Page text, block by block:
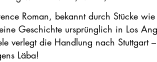
Roman, bekannt durch Stücke wie
Geschichte ursprünglich in Los
verlegt die Handlung nach
Läba!